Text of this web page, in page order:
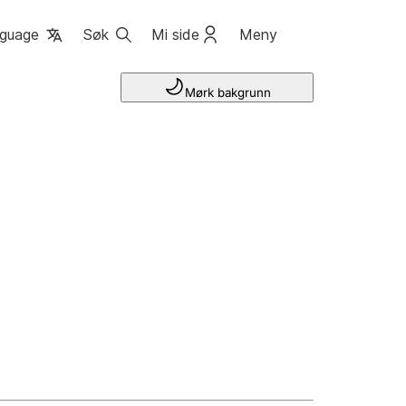
Søk Mi side Meny
Mørk bakgrunn